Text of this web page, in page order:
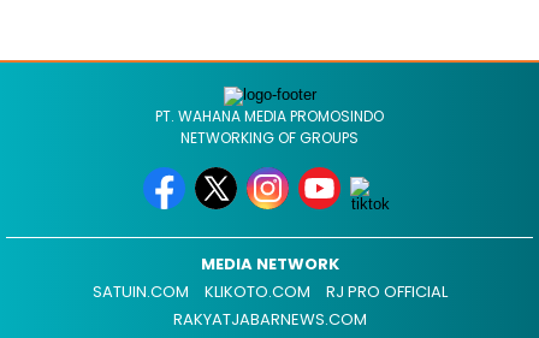
PT. WAHANA MEDIA PROMOSINDO
NETWORKING OF GROUPS
MEDIA NETWORK
SATUIN.COM
KLIKOTO.COM
RJ PRO OFFICIAL
RAKYATJABARNEWS.COM